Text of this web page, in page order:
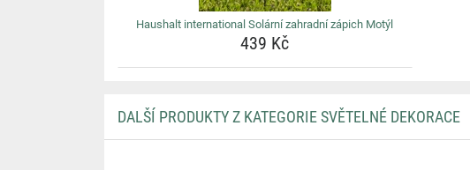
Haushalt international Solární zahradní zápich Motýl
439 Kč
DALŠÍ PRODUKTY Z KATEGORIE SVĚTELNÉ DEKORACE